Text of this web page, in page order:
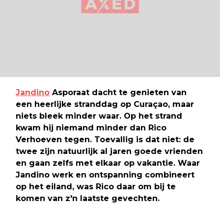
Jandino Asporaat dacht te genieten van
een heerlijke stranddag op Curaçao, maar
niets bleek minder waar. Op het strand
kwam hij niemand minder dan Rico
Verhoeven tegen. Toevallig is dat niet: de
twee zijn natuurlijk al jaren goede vrienden
en gaan zelfs met elkaar op vakantie. Waar
Jandino werk en ontspanning combineert
op het eiland, was Rico daar om bij te
komen van z'n laatste gevechten.